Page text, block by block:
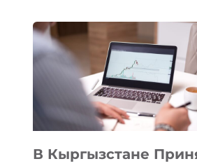
SILK
ROAD
FINANCE
&
TECHNOLOGY
В Кыргызстане